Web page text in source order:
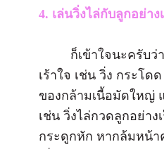
4. เล่นวิ่งไล่กับลูกอย่าง
ก็เข้าใจนะครับว่าลู
เร้าใจ เช่น วิ่ง กระโ
ของกล้ามเนื้อมัดใหญ่
เช่น วิ่งไล่กวดลูกอย่า
กระดูกหัก หากล้มหน้า